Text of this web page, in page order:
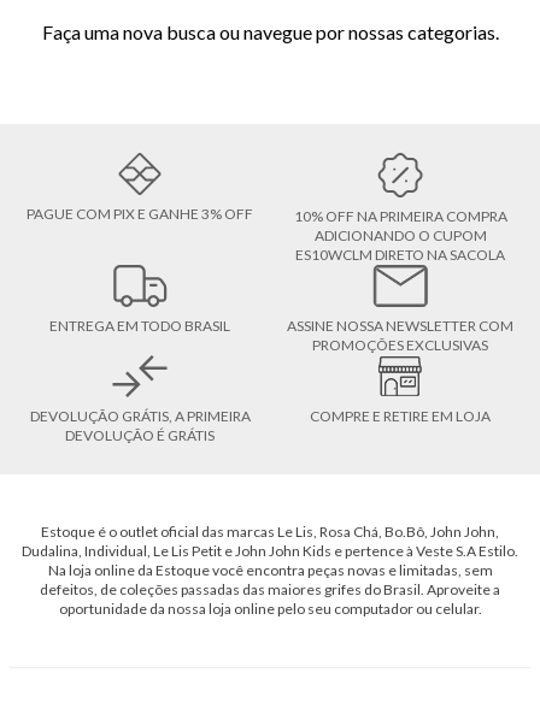
Faça uma nova busca ou navegue por nossas categorias.
PAGUE COM PIX E GANHE 3% OFF
10% OFF NA PRIMEIRA COMPRA
ADICIONANDO O CUPOM
ES10WCLM DIRETO NA SACOLA
ENTREGA EM TODO BRASIL
ASSINE NOSSA NEWSLETTER COM
PROMOÇÕES EXCLUSIVAS
DEVOLUÇÃO GRÁTIS, A PRIMEIRA
DEVOLUÇÃO É GRÁTIS
COMPRE E RETIRE EM LOJA
Estoque é o outlet oficial das marcas Le Lis, Rosa Chá, Bo.Bô, John John,
Dudalina, Individual, Le Lis Petit e John John Kids e pertence à Veste S.A Estilo.
Na loja online da Estoque você encontra peças novas e limitadas, sem
defeitos, de coleções passadas das maiores grifes do Brasil. Aproveite a
oportunidade da nossa loja online pelo seu computador ou celular.